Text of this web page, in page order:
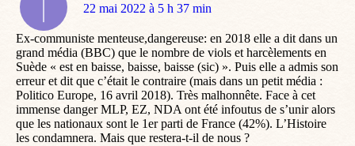
dit
22 mai 2022 à 5 h 37 min
Ex-communiste menteuse,dangereuse: en 2018 elle a dit dans un
grand média (BBC) que le nombre de viols et harcèlements en
Suède « est en baisse, baisse, baisse (sic) ». Puis elle a admis son
erreur et dit que c’était le contraire (mais dans un petit média :
Politico Europe, 16 avril 2018). Très malhonnête. Face à cet
immense danger MLP, EZ, NDA ont été infoutus de s’unir alors
que les nationaux sont le 1er parti de France (42%). L’Histoire
les condamnera. Mais que restera-t-il de nous ?